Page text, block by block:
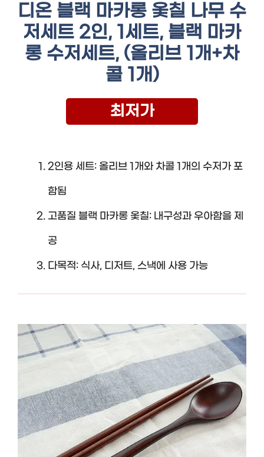
디온 블랙 마카롱 옻칠 나무 수
저세트 2인, 1세트, 블랙 마카
롱 수저세트, (올리브 1개+차
콜 1개)
최저가
2인용 세트: 올리브 1개와 차콜 1개의 수저가 포
함됨
고품질 블랙 마카롱 옻칠: 내구성과 우아함을 제
공
다목적: 식사, 디저트, 스낵에 사용 가능